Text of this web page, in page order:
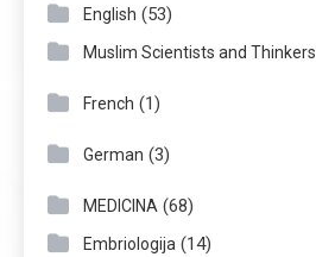
English (53)
Muslim Scientists and Thinkers
French (1)
German (3)
MEDICINA (68)
Embriologija (14)